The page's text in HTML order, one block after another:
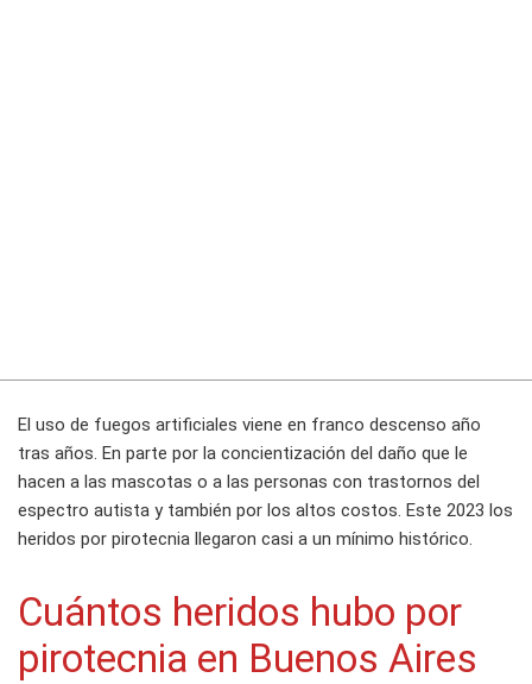
El uso de fuegos artificiales viene en franco descenso año
tras años. En parte por la concientización del daño que le
hacen a las mascotas o a las personas con trastornos del
espectro autista y también por los altos costos. Este 2023 los
heridos por pirotecnia llegaron casi a un mínimo histórico.
Cuántos heridos hubo por
pirotecnia en Buenos Aires